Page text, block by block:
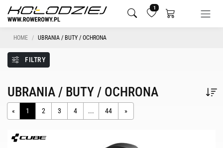
1
HOME UBRANIA / BUTY / OCHRONA
FILTRY
UBRANIA / BUTY / OCHRONA
« 1 2 3 4 ... 44 »